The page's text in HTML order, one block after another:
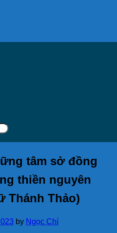
tâm sở đồng
thiền nguyên
Thánh Thảo)
by Ngọc Chí